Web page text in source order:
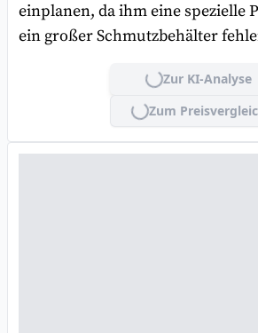
einplanen, da ihm eine spezielle
ein großer Schmutzbehälter
Lade...
Zur KI-Analyse
Lade...
Zum